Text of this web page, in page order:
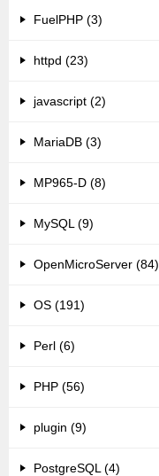
FuelPHP (3)
httpd (23)
javascript (2)
MariaDB (3)
MP965-D (8)
MySQL (9)
OpenMicroServer (84)
OS (191)
Perl (6)
PHP (56)
plugin (9)
PostgreSQL (4)